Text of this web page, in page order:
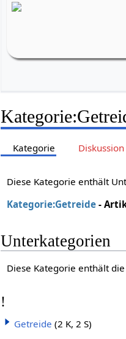
Kategorie:
Kategorie Diskussion
Diese Kategorie enthält
Kategorie:Getreide -
Unterkategorien
Diese Kategorie enthält
!
Getreide (2 K, 2 S)